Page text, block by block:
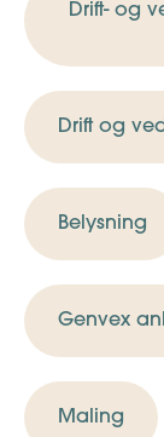
Drift- og
Drift og
Belysning
Genvex
Maling